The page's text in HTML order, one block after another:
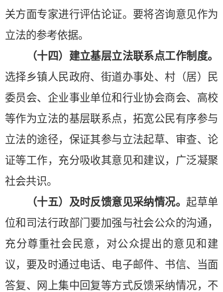
关方面专家进行评估论证。要将咨询意见作为
立法的参考依据。
（十四）建立基层立法联系点工作制度。
选择乡镇人民政府、街道办事处、村（居）民
委员会、企业事业单位和行业协会商会、高校
等作为立法的基层联系点，拓宽公民有序参与
立法的途径，保证其参与立法起草、审查、论
证等工作，充分吸收其意见和建议，广泛凝聚
社会共识。
（十五）及时反馈意见采纳情况。 起草单
位和司法行政部门要加强与社会公众的沟通，
充分尊重社会民意，对公众提出的意见和建
议，要及时通过电话、电子邮件、书信、当面
答复、网上集中回复等方式反馈采纳情况，不